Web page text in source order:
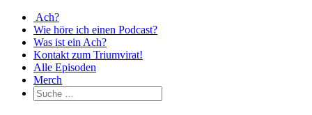
Ach?
Wie höre ich einen Podcast?
Was ist ein Ach?
Kontakt zum Triumvirat!
Alle Episoden
Merch